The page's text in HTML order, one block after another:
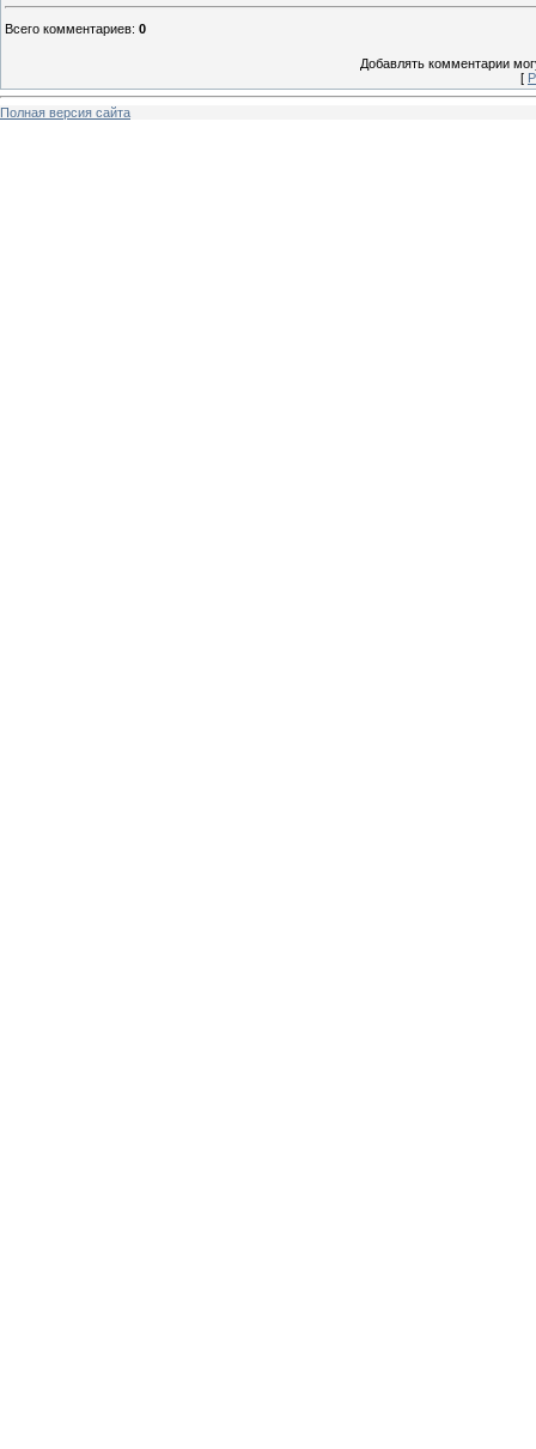
Всего комментариев: 0
Добавлять комментарии
[
Полная версия сайта